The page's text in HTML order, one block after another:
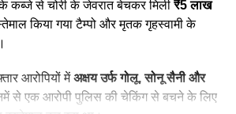
कब्जे से चोरी के जेवरात बेचकर मिली ₹5 लाख
किया गया टैम्पो और मृतक गृहस्वामी के
आरोपियों मेंअक्षय उर्फ गोलू, सोनू सैनी और
से एक आरोपी पुलिस की चेकिंग से बचने के लिए